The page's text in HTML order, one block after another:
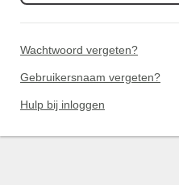
Wachtwoord vergeten?
Gebruikersnaam vergeten?
Hulp bij inloggen